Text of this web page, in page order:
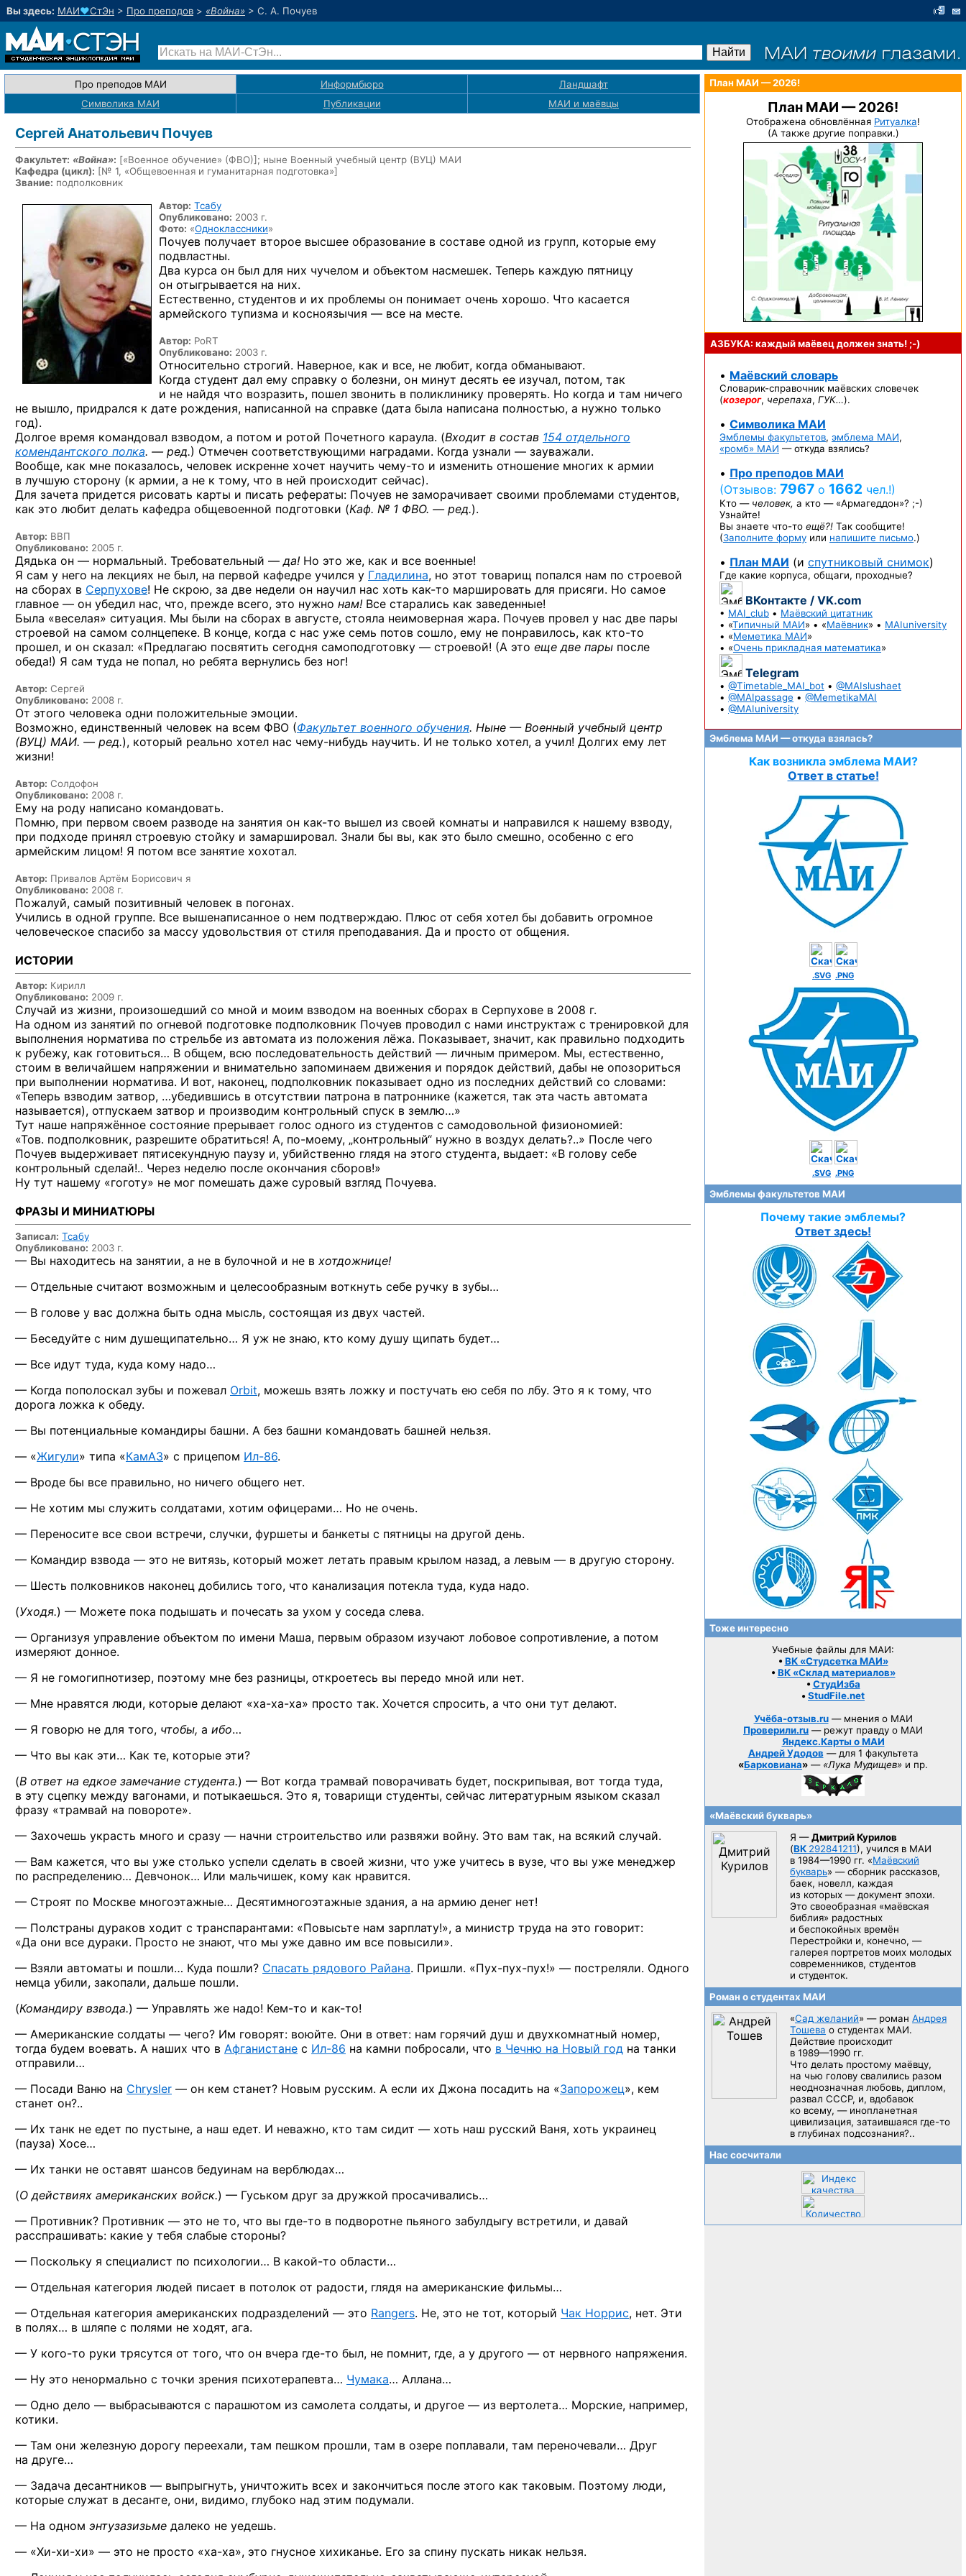
Вы здесь: МАИ♥СтЭн > Про преподов > «Война» > С. А. Почуев
Про преподов МАИ Информбюро
Ландшафт
Символика МАИ
Публикации МАИ и маёвцы
Сергей Анатольевич Почуев
Факультет: «Война»: [«Военное обучение» (ФВО)] ; ныне Военный учебный центр (ВУЦ) МАИ
Кафедра (цикл): [№ 1, «Общевоенная и гуманитарная подготовка»]
Звание: подполковник
Автор: Тсабу
Опубликовано: 2003 г.
Фото: «Одноклассники»
Почуев получает второе высшее образование в составе одной из групп, которые ему
подвластны.
Два курса он был для них чучелом и объектом насмешек. Теперь каждую пятницу
он отыгрывается на них.
Естественно, студентов и их проблемы он понимает очень хорошо. Что касается
армейского тупизма и косноязычия — все на месте.
Автор: PoRT
Опубликовано: 2003 г.
Относительно строгий. Наверное, как и все, не любит, когда обманывают.
Когда студент дал ему справку о болезни, он минут десять ее изучал, потом, так
и не найдя что возразить, пошел звонить в поликлинику проверять. Но когда и там ничего
не вышло, придрался к дате рождения, написанной на справке (дата была написана полностью, а нужно только
год).
Долгое время командовал взводом, а потом и ротой Почетного караула. (Входит в состав 154 отдельного
комендантского полка. — ред.) Отмечен соответствующими наградами. Когда узнали — зауважали.
Вообще, как мне показалось, человек искренне хочет научить чему-то и изменить отношение многих к армии
в лучшую сторону (к армии, а не к тому, что в ней происходит сейчас).
Для зачета придется рисовать карты и писать рефераты: Почуев не заморачивает своими проблемами студентов,
как это любит делать кафедра общевоенной подготовки (Каф. № 1 ФВО. — ред.).
Автор: ВВП
Опубликовано: 2005 г.
Дядька он — нормальный. Требовательный —да! Но это же, как и все военные!
Я сам у него на лекциях не был, на первой кафедре учился у Гладилина, но этот товарищ попался нам по строевой
на сборах в Серпухове! Не скрою, за две недели он научил нас хоть как-то маршировать для присяги. Но самое
главное — он убедил нас, что, прежде всего, это нужно нам! Все старались как заведенные!
Была «веселая» ситуация. Мы были на сборах в августе, стояла неимоверная жара. Почуев провел у нас две пары
строевой на самом солнцепеке. В конце, когда с нас уже семь потов сошло, ему не понравилось, как кто-то
прошел, и он сказал: «Предлагаю посвятить сегодня самоподготовку — строевой! (А это еще две пары после
обеда!) Я сам туда не попал, но ребята вернулись без ног!
Автор: Сергей
Опубликовано: 2008 г.
От этого человека одни положительные эмоции.
Возможно, единственный человек на всем ФВО (Факультет военного обучения. Ныне — Военный учебный центр
(ВУЦ) МАИ. — ред.), который реально хотел нас чему-нибудь научить. И не только хотел, а учил! Долгих ему лет
жизни!
Автор: Солдофон
Опубликовано: 2008 г.
Ему на роду написано командовать.
Помню, при первом своем разводе на занятия он как-то вышел из своей комнаты и направился к нашему взводу,
при подходе принял строевую стойку и замаршировал. Знали бы вы, как это было смешно, особенно с его
армейским лицом! Я потом все занятие хохотал.
Автор: Привалов Артём Борисович я
Опубликовано: 2008 г.
Пожалуй, самый позитивный человек в погонах.
Учились в одной группе. Все вышенаписанное о нем подтверждаю. Плюс от себя хотел бы добавить огромное
человеческое спасибо за массу удовольствия от стиля преподавания. Да и просто от общения.
ИСТОРИИ
Автор: Кирилл
Опубликовано: 2009 г.
Случай из жизни, произошедший со мной и моим взводом на военных сборах в Серпухове в 2008 г.
На одном из занятий по огневой подготовке подполковник Почуев проводил с нами инструктаж с тренировкой для
выполнения норматива по стрельбе из автомата из положения лёжа. Показывает, значит, как правильно подходить
к рубежу, как готовиться… В общем, всю последовательность действий — личным примером. Мы, естественно,
стоим в величайшем напряжении и внимательно запоминаем движения и порядок действий, дабы не опозориться
при выполнении норматива. И вот, наконец, подполковник показывает одно из последних действий со словами:
«Теперь взводим затвор, …убедившись в отсутствии патрона в патроннике (кажется, так эта часть автомата
называется), отпускаем затвор и производим контрольный спуск в землю…»
Тут наше напряжённое состояние прерывает голос одного из студентов с самодовольной физиономией:
«Тов. подполковник, разрешите обратиться! А, по-моему, „контрольный“ нужно в воздух делать?..» После чего
Почуев выдерживает пятисекундную паузу и, убийственно глядя на этого студента, выдает: «В голову себе
контрольный сделай!.. Через неделю после окончания сборов!»
Ну тут нашему «гоготу» не мог помешать даже суровый взгляд Почуева.
ФРАЗЫ И МИНИАТЮРЫ
Записал: Тсабу
Опубликовано: 2003 г.
— Вы находитесь на занятии, а не в булочной и не в хотдожнице!
— Отдельные считают возможным и целесообразным воткнуть себе ручку в зубы…
— В голове у вас должна быть одна мысль, состоящая из двух частей.
— Беседуйте с ним душещипательно… Я уж не знаю, кто кому душу щипать будет…
— Все идут туда, куда кому надо…
— Когда пополоскал зубы и пожевал Orbit, можешь взять ложку и постучать ею себя по лбу. Это я к тому, что
дорога ложка к обеду.
— Вы потенциальные командиры башни. А без башни командовать башней нельзя.
— «Жигули» типа «КамАЗ» с прицепом Ил-86.
— Вроде бы все правильно, но ничего общего нет.
— Не хотим мы служить солдатами, хотим офицерами… Но не очень.
— Переносите все свои встречи, случки, фуршеты и банкеты с пятницы на другой день.
— Командир взвода — это не витязь, который может летать правым крылом назад, а левым — в другую сторону.
— Шесть полковников наконец добились того, что канализация потекла туда, куда надо.
(Уходя.) — Можете пока подышать и почесать за ухом у соседа слева.
— Организуя управление объектом по имени Маша, первым образом изучают лобовое сопротивление, а потом
измеряют донное.
— Я не гомогипнотизер, поэтому мне без разницы, откроетесь вы передо мной или нет.
— Мне нравятся люди, которые делают «ха-ха-ха» просто так. Хочется спросить, а что они тут делают.
— Я говорю не для того, чтобы, а ибо…
— Что вы как эти… Как те, которые эти?
(В ответ на едкое замечание студента.) — Вот когда трамвай поворачивать будет, поскрипывая, вот тогда туда,
в эту сцепку между вагонами, и потыкаешься. Это я, товарищи студенты, сейчас литературным языком сказал
фразу «трамвай на повороте».
— Захочешь украсть много и сразу — начни строительство или развяжи войну. Это вам так, на всякий случай.
— Вам кажется, что вы уже столько успели сделать в своей жизни, что уже учитесь в вузе, что вы уже менеджер
по распределению… Девчонок… Или мальчишек, кому как нравится.
— Строят по Москве многоэтажные… Десятимногоэтажные здания, а на армию денег нет!
— Полстраны дураков ходит с транспарантами: «Повысьте нам зарплату!», а министр труда на это говорит:
«Да они все дураки. Просто не знают, что мы уже давно им все повысили».
— Взяли автоматы и пошли… Куда пошли? Спасать рядового Райана. Пришли. «Пух-пух-пух!» — постреляли. Одного
немца убили, закопали, дальше пошли.
(Командиру взвода.) — Управлять же надо! Кем-то и как-то!
— Американские солдаты — чего? Им говорят: воюйте. Они в ответ: нам горячий душ и двухкомнатный номер,
тогда будем воевать. А наших что в Афганистане с Ил-86 на камни побросали, что в Чечню на Новый год на танки
отправили…
— Посади Ваню на Chrysler — он кем станет? Новым русским. А если их Джона посадить на «Запорожец», кем
станет он?..
— Их танк не едет по пустыне, а наш едет. И неважно, кто там сидит — хоть наш русский Ваня, хоть украинец
(пауза) Хосе…
— Их танки не оставят шансов бедуинам на верблюдах…
(О действиях американских войск.) — Гуськом друг за дружкой просачивались…
— Противник? Противник — это не то, что вы где-то в подворотне пьяного забулдыгу встретили, и давай
расспрашивать: какие у тебя слабые стороны?
— Поскольку я специалист по психологии… В какой-то области…
— Отдельная категория людей писает в потолок от радости, глядя на американские фильмы…
— Отдельная категория американских подразделений — это Rangers. Не, это не тот, который Чак Норрис, нет. Эти
в полях… в шляпе с полями не ходят, ага.
— У кого-то руки трясутся от того, что он вчера где-то был, не помнит, где, а у другого — от нервного напряжения.
— Ну это ненормально с точки зрения психотерапевта… Чумака… Аллана…
— Одно дело — выбрасываются с парашютом из самолета солдаты, и другое — из вертолета… Морские, например,
котики.
— Там они железную дорогу переехали, там пешком прошли, там в озере поплавали, там переночевали… Друг
на друге…
— Задача десантников — выпрыгнуть, уничтожить всех и закончиться после этого как таковым. Поэтому люди,
которые служат в десанте, они, видимо, глубоко над этим подумали.
— На одном энтузазизьме далеко не уедешь.
— «Хи-хи-хи» — это не просто «ха-ха», это гнусное хихиканье. Его за спину пускать никак нельзя.
План МАИ — 2026!
План МАИ — 2026!
Отображена обновлённая Ритуалка!
(А также другие поправки.)
АЗБУКА: каждый маёвец должензнать! ;-)
• Маёвский словарь
Словарик-справочник маёвских словечек
(козерог, черепаха, ГУК…).
• Символика МАИ
Эмблемы факультетов, эмблема МАИ,
«ромб» МАИ — откуда взялись?
• Про преподов МАИ
(Отзывов: 7967 о 1662 чел.!)
Кто — человек, а кто — «Армагеддон»? ;-)
Узнайте!
Вы знаете что-то ещё?! Так сообщите!
(Заполните форму или напишите письмо.)
• План МАИ (и спутниковый снимок)
Где какие корпуса, общаги, проходные?
ВКонтакте / VK.com
• MAI_club • Маёвский цитатник
• «Типичный МАИ» • «Маёвник» • MAIuniversity
• «Меметика МАИ»
• «Очень прикладная математика»
Telegram
• @Timetable_MAI_bot • @MAIslushaet
• @MAIpassage • @MemetikaMAI
• @MAIuniversity
Эмблема МАИ — откуда взялась?
Как возникла эмблема МАИ?
Ответ в статье!
.SVG .PNG
.SVG .PNG
Эмблемы факультетов МАИ
Почему такие эмблемы?
Ответ здесь!
Тоже интересно
Учебные файлы для МАИ:
• ВК «Студсетка МАИ»
• ВК «Склад материалов»
• СтудИзба
• StudFile.net
Учёба-отзыв.ru— мнения о МАИ
Проверили.ru — режут правду о МАИ
Яндекс.Карты о МАИ
Андрей Удодов — для 1 факультета
«Барковиана» — «Лука Мудищев» и пр.
«Маёвский букварь»
Я —Дмитрий Курилов
(ВК 292841211), учился в МАИ
в 1984—1990 гг. «Маёвский
букварь» — сборник рассказов,
баек, новелл, каждая
из которых — документ эпохи.
Это своеобразная «маёвская
библия» радостных
и беспокойных времён
Перестройки и, конечно, —
галерея портретов моих молодых
современников, студентов
и студенток.
Роман о студентах МАИ
«Сад желаний» — роман Андрея
Тошева о студентах МАИ.
Действие происходит
в 1989—1990 гг.
Что делать простому маёвцу,
на чью голову свалились разом
неоднозначная любовь, диплом,
развал CCCP, и, вдобавок
ко всему, — инопланетная
цивилизация, затаившаяся где-то
в глубинах подсознания?..
Нас сосчитали